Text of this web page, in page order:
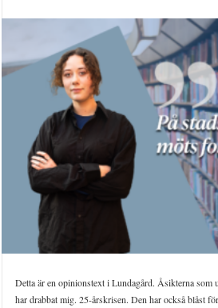
Detta är en opinionstext i Lundagård. Åsikterna som
har drabbat mig. 25-årskrisen. Den har också blåst